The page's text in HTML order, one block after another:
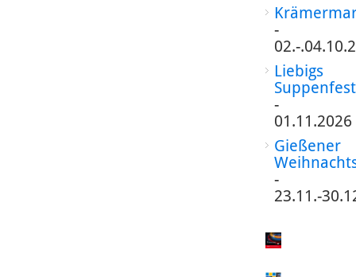
-
02.-
Liebigs
Suppenfest
-
01.11.2026
Gießener
-
23.11.-